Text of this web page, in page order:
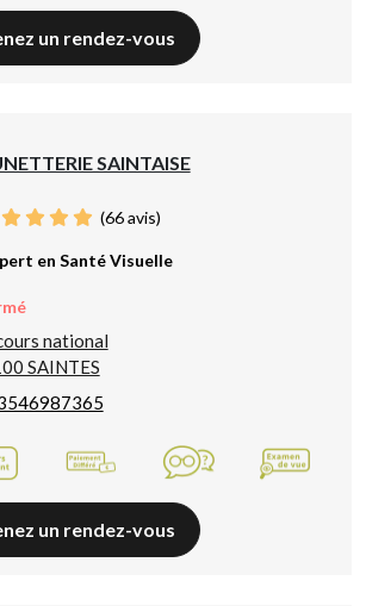
un rendez-vous
SAINTAISE
(66avis)
en Santé Visuelle
national
SAINTES
un rendez-vous